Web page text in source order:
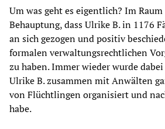
Um was geht es eigentlich? Im
Behauptung, dass Ulrike B. in 1176
an sich gezogen und positiv
formalen verwaltungsrechtlichen
zu haben. Immer wieder wurde
Ulrike B. zusammen mit Anwälten
von Flüchtlingen organisiert und
habe.